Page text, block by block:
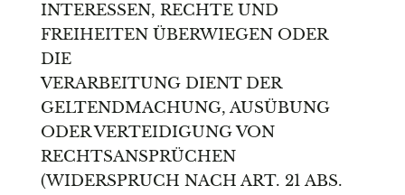
INTERESSEN, RECHTE UND
FREIHEITEN ÜBERWIEGEN ODER
DIE
VERARBEITUNG DIENT DER
GELTENDMACHUNG, AUSÜBUNG
ODER VERTEIDIGUNG VON
RECHTSANSPRÜCHEN
(WIDERSPRUCH NACH ART. 21 ABS.